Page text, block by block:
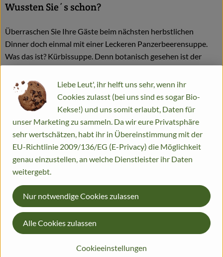
Wussten Sie´s schon?
Überraschen Sie Ihre Gäste beim nächsten herbstlichen
Dinner doch einmal mit einer Leckeren Panzerbeerensuppe.
Was das ist? Kürbissuppe. Denn botanisch gesehen ist der
Kürbis eine Beere, der wegen seiner harten Schale zu den
sogenannten Panzerbeeren gehört.
Wo kommt´s her?
Als eine der ältesten Kultur- und Nahrungspflanzen Amerikas
wurden die Speisekürbisse im 16. Jahrhundert von den
Portugiesen zu uns nach Europa gebracht. Inzwischen ist er
auf allen Kontinenten dieser Erde verbreitet und erfreut sich
immer größerer Beliebtheit.
Wie sieht´s aus?
Kürbissalat, Kürbissuppe, gefüllte Kürbisse, süßer
Kürbiskuchen, Dessert und Konfitüre: Der Kürbis hat sich
einen festen Platz in unserer Küche erobert. Und nicht zuletzt
Liebe Leut', ihr helft uns sehr, wenn ihr
Cookies zulasst (bei uns sind es sogar Bio-
Kekse!) und uns somit erlaubt, Daten für
unser Marketing zu sammeln. Da wir eure Privatsphäre
sehr wertschätzen, habt ihr in Übereinstimmung mit der
EU-Richtlinie 2009/136/EG (E-Privacy) die Möglichkeit
genau einzustellen, an welche Dienstleister ihr Daten
weitergebt.
Cookieeinstellungen
Nur notwendige Cookies zulassen
Alle Cookies zulassen